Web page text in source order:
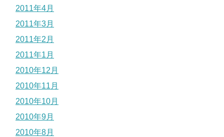
2011年4月
2011年3月
2011年2月
2011年1月
2010年12月
2010年11月
2010年10月
2010年9月
2010年8月